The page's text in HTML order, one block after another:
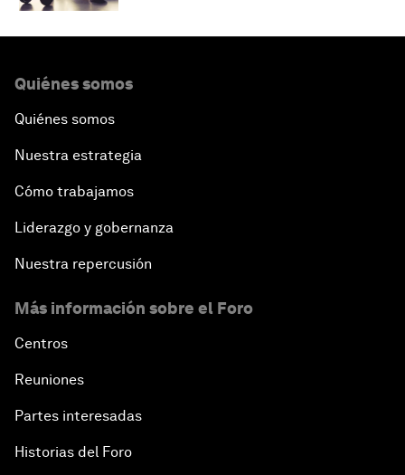
Quiénes somos
Quiénes somos
Nuestra estrategia
Cómo trabajamos
Liderazgo y gobernanza
Nuestra repercusión
Más información sobre el Foro
Centros
Reuniones
Partes interesadas
Historias del Foro